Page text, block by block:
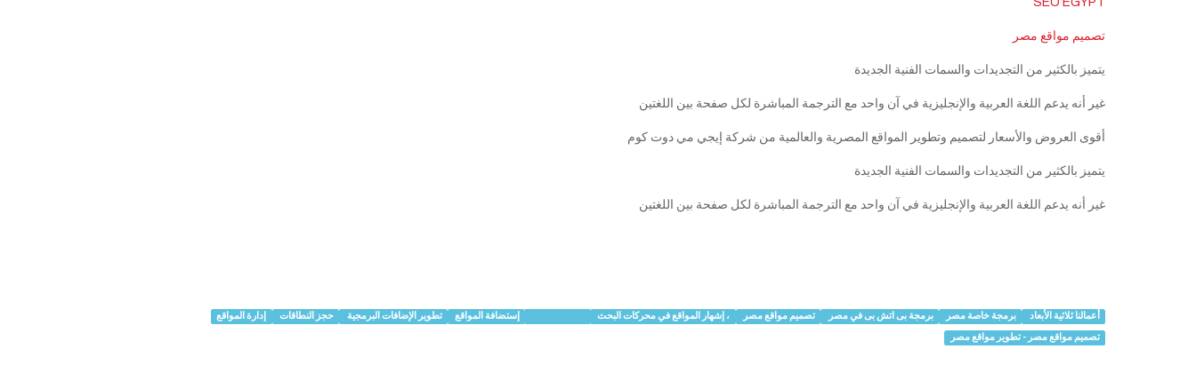
تصميم مواقع مصر
يتميز بالكثير من التجديدات والسمات الفنية الجديدة
غير أنه يدعم اللغة العربية والإنجليزية في آن واحد مع الترجمة المباشرة لكل صفحة بين اللغتين
أقوى العروض والأسعار لتصميم وتطوير المواقع المصرية والعالمية من شركة إيجي مي دوت كوم
يتميز بالكثير من التجديدات والسمات الفنية الجديدة
غير أنه يدعم اللغة العربية والإنجليزية في آن واحد مع الترجمة المباشرة لكل صفحة بين اللغتين
أعمالنا ثلاثية الأبعاد برمجة خاصة مصر برمجة بى اتش بى في مصر تصميم مواقع مصر ، إشهار المواقع في محركات البحث إستضافة المواقع تطوير الإضافات البرمجية حجز النطاقات إدارة المواقع
تصميم مواقع مصر - تطوير مواقع مصر